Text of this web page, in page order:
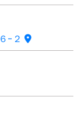
-２